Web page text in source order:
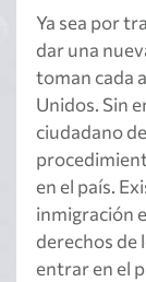
Ya sea por
dar una
toman cada
Unidos. Sin
ciudadano
en el país.
inmigración
derechos de
entrar en el